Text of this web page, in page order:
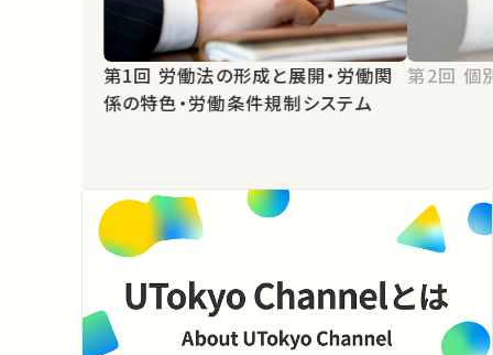
第1回 労働法の形成と展開・労働関
係の特色・労働条件規制システム
第2